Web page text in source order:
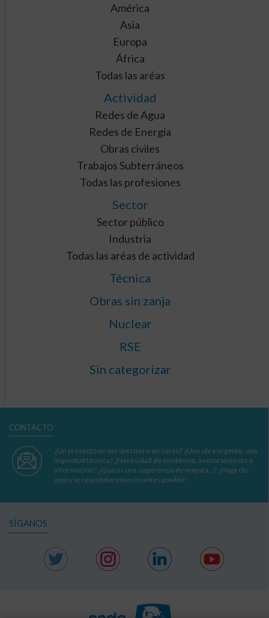
América
Asia
Europa
África
Todas las aréas
Actividad
Redes de Agua
Redes de Energía
Obras civiles
Trabajos Subterráneos
Todas las profesiones
Sector
Sector público
Industria
Todas las aréas de actividad
Técnica
Obras sin zanja
Nuclear
RSE
Sin categorizar
CONTACTO
¿Un proyecto en perspectiva o en curso? ¿Una obra urgente, una
inquietud técnica? ¿Necesidad de asistencia, asesoramiento o
información? ¿Quizás una sugerencia de mejora…? ¡Haga clic
aquí y le responderemos lo antes posible!
SÍGANOS